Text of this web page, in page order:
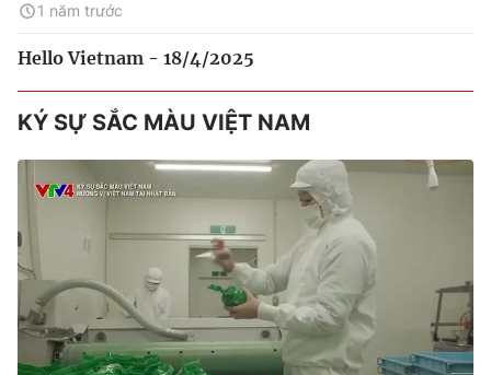
1 năm trước
Hello Vietnam - 18/4/2025
KÝ SỰ SẮC MÀU VIỆT NAM